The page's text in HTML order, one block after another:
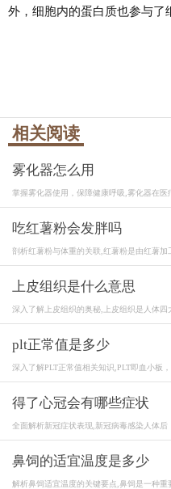
外，细胞内的蛋白质也参与了
相关阅读
雾化器怎么用
掌握雾化器使用，保障健康呼吸,雾化器在医
吃红薯粉会发胖吗
剖析红薯粉与体重的关联,红薯粉是由红薯加
上皮组织是什么意思
深入了解上皮组织的奥秘,上皮组织是人体四
plt正常值是多少
深入了解PLT正常值相关知识,PLT即血小板
得了心冠会有哪些症状
全面解析新冠症状表现,新冠病毒感染人体后
鼻饲的适宜温度是多少
解析鼻饲适宜温度的关键要点,鼻饲是一种重